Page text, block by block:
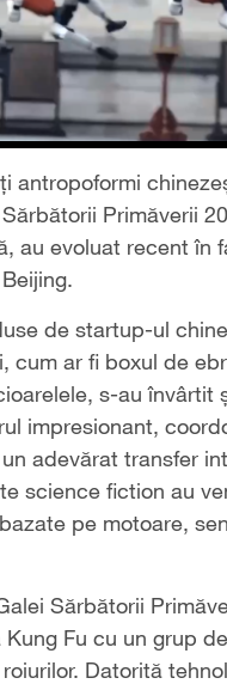
antropoformi
Primăverii
au evoluat recent în
de startup-ul
cum ar fi boxul de
s-au învârtit
impresionant,
adevărat transfer
science fiction au
pe motoare,
Sărbătorii
Fu cu un grup
Datorită